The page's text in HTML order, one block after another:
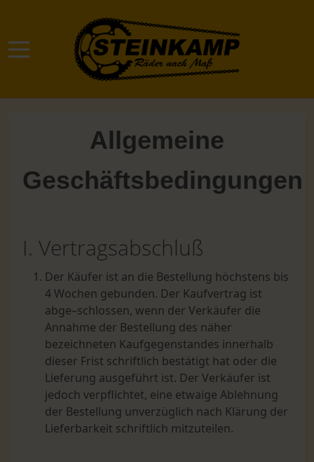
Mobile Menu Toggle
Allgemeine
Geschäftsbedingungen
I. Vertragsabschluß
Der Käufer ist an die Bestellung höchstens bis
4 Wochen gebunden. Der Kaufvertrag ist
abge–schlossen, wenn der Verkäufer die
Annahme der Bestellung des näher
bezeichneten Kaufgegenstandes innerhalb
dieser Frist schriftlich bestätigt hat oder die
Lieferung ausgeführt ist. Der Verkäufer ist
jedoch verpflichtet, eine etwaige Ablehnung
der Bestellung unverzüglich nach Klärung der
Lieferbarkeit schriftlich mitzuteilen.